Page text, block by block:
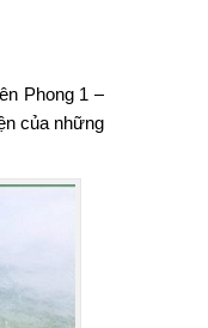
Phong 1 –
của những